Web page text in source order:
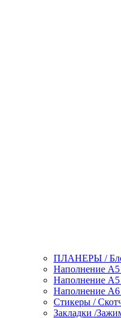
ПЛАНЕРЫ /
Наполнение А5
Наполнение А5
Наполнение А6
Стикеры /
Закладки /